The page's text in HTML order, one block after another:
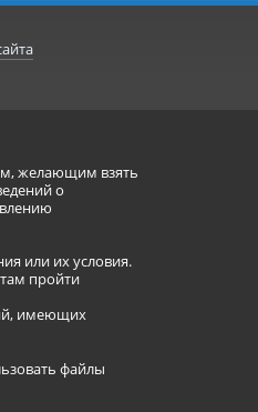
желающим взять
о
или их условия.
пройти
имеющих
файлы